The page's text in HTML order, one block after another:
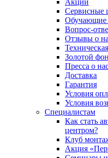
Акции
Сервисные
Обучающие
Вопрос-
Отзывы о
Золотой
Пресса о
Доставка
Гарантия
Условия
Условия
Специалистам
Как стать
центром?
Клуб
Акция